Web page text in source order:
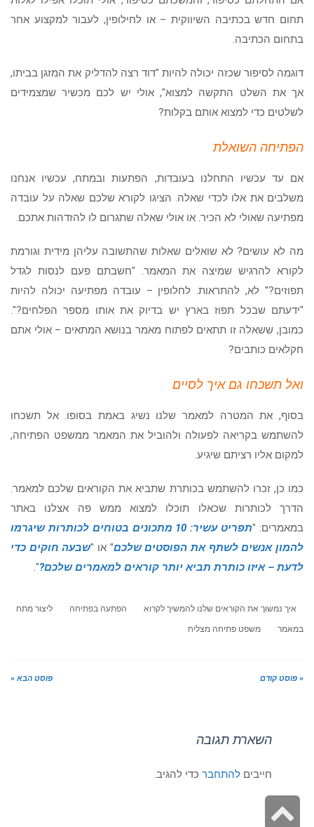
תחום חדש בכתיבה השיווקית – או לחילופין, לעבור למקצוע אחר
בתחום הכתיבה.
דוגמה לסיפור שכזה יכולה להיות "דוד רצה להדליק את המזגן בביתו,
אך את השלט התקשה למצוא", אולי יש לכם מכשיר שמצמידים
לשלטים כדי למצוא אותם בקלות?
הפתיחה השואלת
אם עד עכשיו התחלנו בעובדות, הפתעות ובמתח, עכשיו אנחנו
משלבים את אלו לכדי שאלה. הציגו לקורא שלכם שאלה על עובדה
מפתיעה שאולי לא הכיר. או אולי שאלה שתגרום לו להזדהות אתכם.
מה לא עושים? לא שואלים שאלות שהתשובה עליהן מידית וגורמת
לקורא להרגיש שמיצה את המאמר. "חשבתם פעם לנסות לגדל
תפוזים?" לא, להתראות. לחלופין – עובדה מפתיעה יכולה להיות
"ידעתם שבכל תפוז בארץ יש בדיוק את אותו מספר הפלחים?".
כמובן, ששאלה זו תתאים לפתוח מאמר בנושא המתאים – אולי אתם
חקלאים כותבים?
ואל תשכחו גם איך לסיים
בסוף, את המטרה למאמר שלנו נשיג באמת בסופו. אל תשכחו
להשתמש בקריאה לפעולה ולהוביל את המאמר ממשפט הפתיחה,
למקום אליו רציתם שיגיע.
כמו כן, זכרו להשתמש בכותרת שתביא את הקוראים שלכם למאמר.
הדרך לכותרות שכאלו תוכלו למצוא ממש פה אצלנו באתר
במאמרים: "
תפריט עשיר: 10 מתכונים בטוחים לכותרות שיגרמו
להמון אנשים לשתף את הפוסטים שלכם" או "שבעה חוקים כדי
לדעת – איזו כותרת תביא יותר קוראים למאמרים שלכם?".
איך נמשוך את הקוראים שלנו להמשיך לקרוא הפתעה בפתיחה ליצור מתח
במאמר משפט פתיחה מצליח
« פוסט קודם פוסט הבא »
השארת תגובה
חייבים להתחבר כדי להגיב.
גלילה